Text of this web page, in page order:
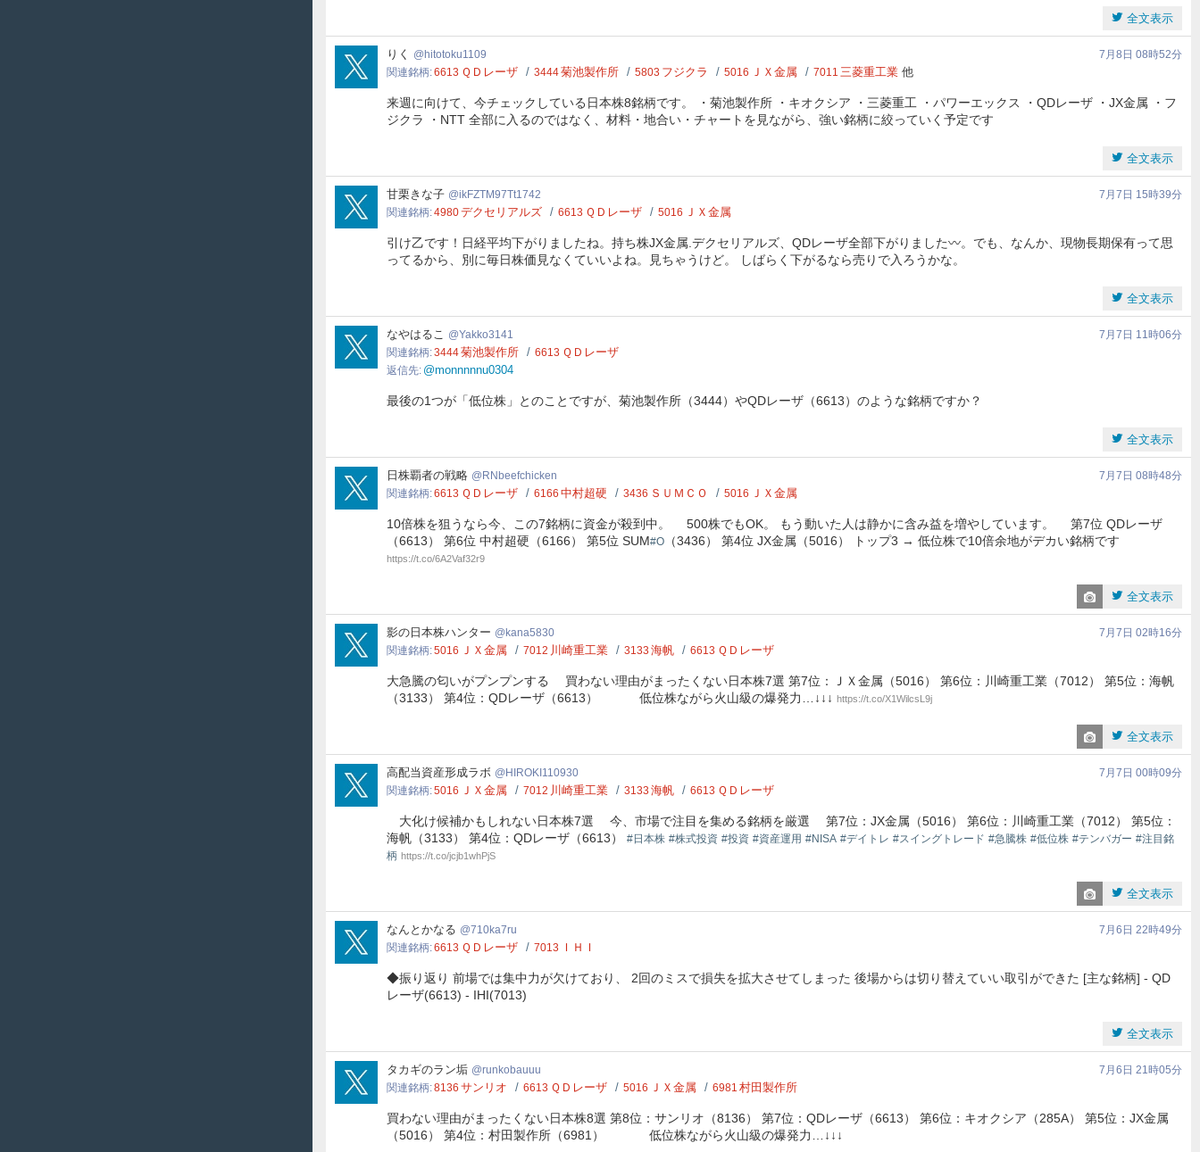
全文表示
hitotoku1109
りく hitotoku1109
7月8日 08時52分
関連銘柄 6613 ＱＤレーザ 3444菊池製作所 5803 フジクラ 5016 ＪＸ金属 7011 三菱重工業 他
来週に向けて、今チェックしている日本株8銘柄です。 ・菊池製作所 ・キオクシア ・三菱重工 ・パワーエックス ・QDレーザ ・JX金属 ・フ
ジクラ ・NTT 全部に入るのではなく、材料・地合い・チャートを見ながら、強い銘柄に絞っていく予定です
全文表示
ikFZTM97Tt1742
甘栗きな子 ikFZTM97Tt1742
7月7日 15時39分
関連銘柄 4980デクセリアルズ 6613 ＱＤレーザ 5016 ＪＸ金属
引け乙です！日経平均下がりましたね。持ち株JX金属.デクセリアルズ、QDレーザ全部下がりました〰️。でも、なんか、現物長期保有って思
ってるから、別に毎日株価見なくていいよね。見ちゃうけど。 しばらく下がるなら売りで入ろうかな。
全文表示
Yakko3141
なやはるこ Yakko3141
7月7日 11時06分
関連銘柄 3444菊池製作所 6613 ＱＤレーザ
返信先 @monnnnnu0304
最後の1つが「低位株」とのことですが、菊池製作所（3444）やQDレーザ（6613）のような銘柄ですか？
全文表示
RNbeefchicken
日株覇者の戦略 RNbeefchicken
7月7日 08時48分
関連銘柄 6613 ＱＤレーザ 6166 中村超硬 3436 ＳＵＭＣＯ 5016 ＪＸ金属
10倍株を狙うなら今、この7銘柄に資金が殺到中。 500株でもOK。 もう動いた人は静かに含み益を増やしています。 第7位 QDレーザ
（6613） 第6位 中村超硬（6166） 第5位 SUM#O （3436） 第4位 JX金属（5016） トップ3 → 低位株で10倍余地がデカい銘柄です
https://t.co/6A2Vaf32r9
全文表示
kana5830
影の日本株ハンター kana5830
7月7日 02時16分
関連銘柄 5016 ＪＸ金属 7012 川崎重工業 3133 海帆 6613 ＱＤレーザ
大急騰の匂いがプンプンする 買わない理由がまったくない日本株7選 第7位：ＪＸ金属（5016） 第6位：川崎重工業（7012） 第5位：海帆
（3133） 第4位：QDレーザ（6613） 低位株ながら火山級の爆発力…↓↓↓ https://t.co/X1WilcsL9j
全文表示
HIROKI110930
高配当資産形成ラボ HIROKI110930
7月7日 00時09分
関連銘柄 5016 ＪＸ金属 7012 川崎重工業 3133 海帆 6613 ＱＤレーザ
大化け候補かもしれない日本株7選 今、市場で注目を集める銘柄を厳選 第7位：JX金属（5016） 第6位：川崎重工業（7012） 第5位：
海帆（3133） 第4位：QDレーザ（6613） #日本株 #株式投資 #投資 #資産運用 #NISA #デイトレ #スイングトレード #急騰株 #低位株 #テンバガー #注目銘
柄 https://t.co/jcjb1whPjS
全文表示
710ka7ru
なんとかなる 710ka7ru
7月6日 22時49分
関連銘柄 6613 ＱＤレーザ 7013 ＩＨＩ
◆振り返り 前場では集中力が欠けており、 2回のミスで損失を拡大させてしまった 後場からは切り替えていい取引ができた [主な銘柄] - QD
レーザ(6613) - IHI(7013)
全文表示
runkobauuu
タカギのラン垢 runkobauuu
7月6日 21時05分
関連銘柄 8136 サンリオ 6613 ＱＤレーザ 5016 ＪＸ金属 6981 村田製作所
買わない理由がまったくない日本株8選 第8位：サンリオ（8136） 第7位：QDレーザ（6613） 第6位：キオクシア（285A） 第5位：JX金属
（5016） 第4位：村田製作所（6981） 低位株ながら火山級の爆発力…↓↓↓